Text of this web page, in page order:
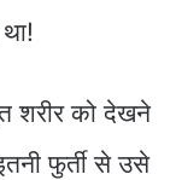
शरीर को देखने
फुर्ती से उसे